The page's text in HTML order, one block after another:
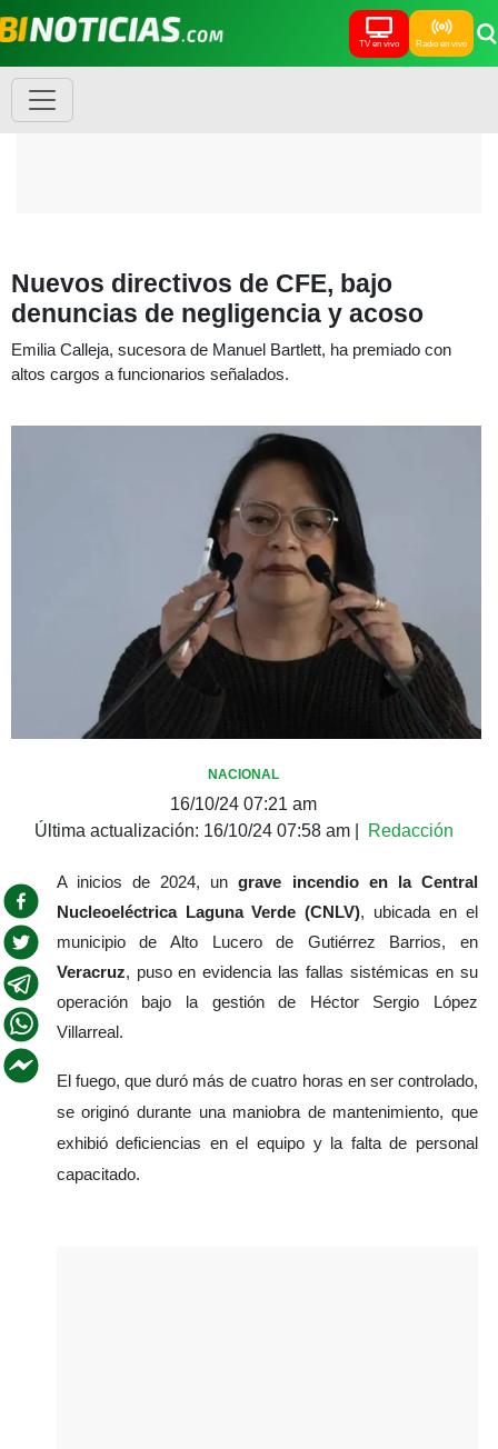
TV en vivo Radio en vivo
Nuevos directivos de CFE, bajo
denuncias de negligencia y acoso
Emilia Calleja, sucesora de Manuel Bartlett, ha premiado con
altos cargos a funcionarios señalados.
NACIONAL
16/10/24 07:21 am
Última actualización: 16/10/24 07:58 am| Redacción
A inicios de 2024, un grave incendio en la Central
Nucleoeléctrica Laguna Verde (CNLV), ubicada en el
municipio de Alto Lucero de Gutiérrez Barrios, en
Veracruz, puso en evidencia las fallas sistémicas en su
operación bajo la gestión de Héctor Sergio López
Villarreal.
El fuego, que duró más de cuatro horas en ser controlado,
se originó durante una maniobra de mantenimiento, que
exhibió deficiencias en el equipo y la falta de personal
capacitado.